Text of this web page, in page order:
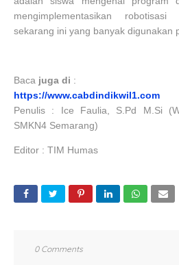
mengimplementasikan
sekarang ini yang banyak digunakan
Baca juga di :
https://www.cabdindikwil1.com
Penulis : Ice Faulia, S.Pd M.Si
SMKN4 Semarang)
Editor : TIM Humas
0 Comments